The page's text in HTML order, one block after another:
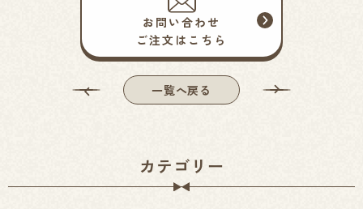
お問い合わせ
ご注文はこちら
一覧へ戻る
カテゴリー